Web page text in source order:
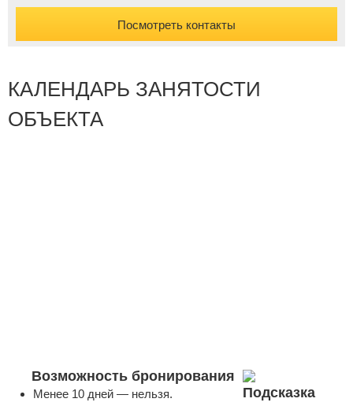
Посмотреть контакты
КАЛЕНДАРЬ ЗАНЯТОСТИ
ОБЪЕКТА
Возможность бронирования
Менее 10 дней — нельзя.